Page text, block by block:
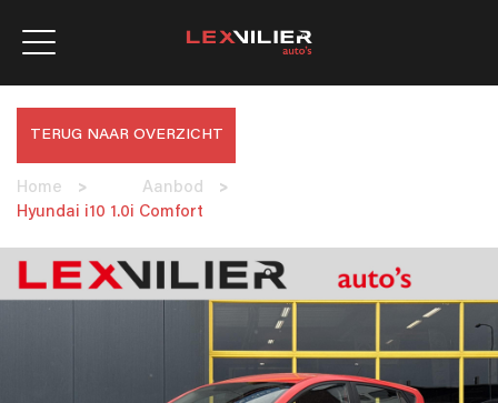
TERUG NAAR OVERZICHT
Home > Aanbod
>
Hyundai i10 1.0i Comfort